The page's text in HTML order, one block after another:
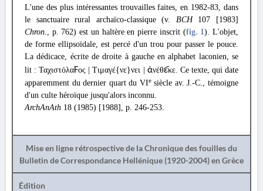
L'une des plus intéressantes trouvailles faites, en 1982-83, dans
le sanctuaire rural archaïco-classique (v. BCH 107 [1983]
Chron., p. 762) est un haltère en pierre inscrit (fig. 1). L'objet,
de forme ellipsoïdale, est percé d'un trou pour passer le pouce.
La dédicace, écrite de droite à gauche en alphabet laconien, se
lit : ΤαχιστόλαϜος | Τιμαγέ{νε}νει | ἀνέθε̄κε. Ce texte, qui date
apparemment du dernier quart du VIesiècle av. J.-C., témoigne
d'un culte héroïque jusqu'alors inconnu.
ArchAnAth 18 (1985) [1988], p. 246-253.
Mise en ligne rétrospective de la Chronique des fouilles du
Bulletin de Correspondance Hellénique (1920-2004) en Grèce
Édition